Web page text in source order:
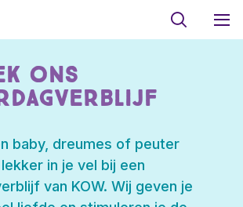
ons
baby, dreumes of peuter
in je vel bij een
van KOW. Wij geven je